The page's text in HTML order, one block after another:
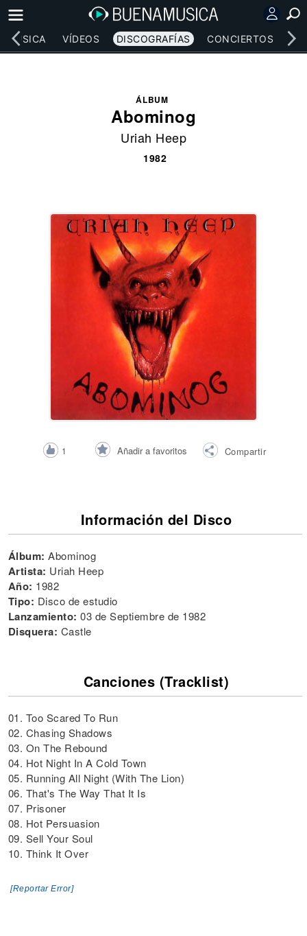
MÚSICA VÍDEOS DISCOGRAFÍAS CONCIERTOS
ÁLBUM
Abominog
Uriah Heep
1982
1 Añadir a favoritos Compartir
Información del Disco
Álbum: Abominog
Artista: Uriah Heep
Año: 1982
Tipo: Disco de estudio
Lanzamiento: 03 de Septiembre de 1982
Disquera: Castle
Canciones (Tracklist)
01. Too Scared To Run
02. Chasing Shadows
03. On The Rebound
04. Hot Night In A Cold Town
05. Running All Night (With The Lion)
06. That's The Way That It Is
07. Prisoner
08. Hot Persuasion
09. Sell Your Soul
10. Think It Over
[Reportar Error]